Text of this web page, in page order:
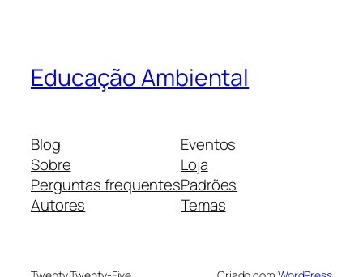
Educação Ambiental
Blog
Sobre
Perguntas frequentes
Autores
Eventos
Loja
Padrões
Temas